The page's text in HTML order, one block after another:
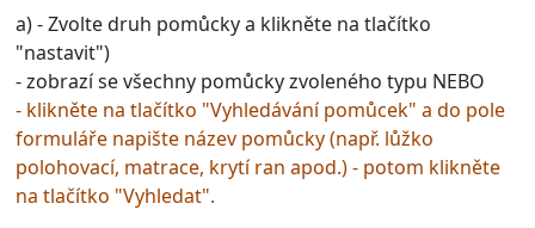
a) - Zvolte druh pomůcky a klikněte na tlačítko
"nastavit")
- zobrazí se všechny pomůcky zvoleného typu NEBO
- klikněte na tlačítko "Vyhledávání pomůcek" a do pole
formuláře napište název pomůcky (např. lůžko
polohovací, matrace, krytí ran apod.) - potom klikněte
na tlačítko "Vyhledat".